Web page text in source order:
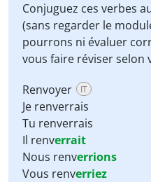
Conjuguez ces verbes
(sans regarder le
pourrons ni évaluer
vous faire réviser selon
Renvoyer IT
Je renverrais
Tu renverrais
Il renverrait
Nous renverrions
Vous renverriez